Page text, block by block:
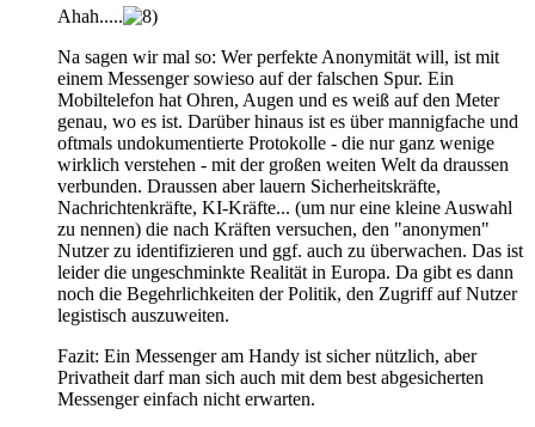
Ahah.....
Na sagen wir mal so: Wer perfekte Anonymität will, ist mit
einem Messenger sowieso auf der falschen Spur. Ein
Mobiltelefon hat Ohren, Augen und es weiß auf den Meter
genau, wo es ist. Darüber hinaus ist es über mannigfache und
oftmals undokumentierte Protokolle - die nur ganz wenige
wirklich verstehen - mit der großen weiten Welt da draussen
verbunden. Draussen aber lauern Sicherheitskräfte,
Nachrichtenkräfte, KI-Kräfte... (um nur eine kleine Auswahl
zu nennen) die nach Kräften versuchen, den "anonymen"
Nutzer zu identifizieren und ggf. auch zu überwachen. Das ist
leider die ungeschminkte Realität in Europa. Da gibt es dann
noch die Begehrlichkeiten der Politik, den Zugriff auf Nutzer
legistisch auszuweiten.
Fazit: Ein Messenger am Handy ist sicher nützlich, aber
Privatheit darf man sich auch mit dem best abgesicherten
Messenger einfach nicht erwarten.